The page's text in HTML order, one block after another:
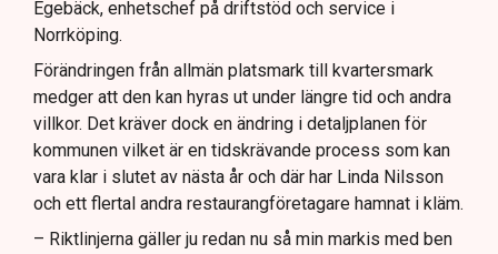
Egebäck, enhetschef på driftstöd och service i
Norrköping.
Förändringen från allmän platsmark till kvartersmark
medger att den kan hyras ut under längre tid och andra
villkor. Det kräver dock en ändring i detaljplanen för
kommunen vilket är en tidskrävande process som kan
vara klar i slutet av nästa år och där har Linda Nilsson
och ett flertal andra restaurangföretagare hamnat i kläm.
– Riktlinjerna gäller ju redan nu så min markis med ben